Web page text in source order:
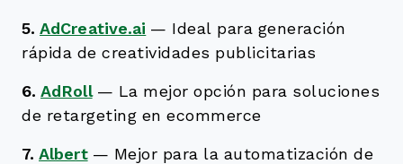
5. AdCreative.ai — Ideal para generación
rápida de creatividades publicitarias
6. AdRoll — La mejor opción para soluciones
de retargeting en ecommerce
7. Albert — Mejor para la automatización de